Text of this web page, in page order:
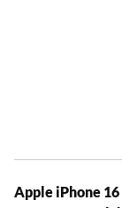
Apple iPhone